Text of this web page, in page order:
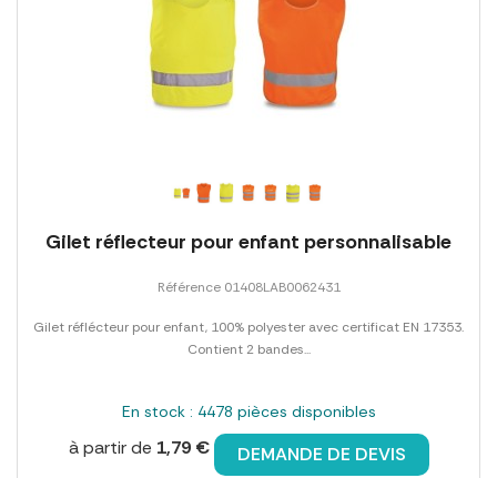
Gilet réflecteur pour enfant personnalisable
Référence 01408LAB0062431
Gilet réflécteur pour enfant, 100% polyester avec certificat EN 17353.
Contient 2 bandes...
En stock : 4478 pièces disponibles
à partir de 1,79 € DEMANDE DE DEVIS